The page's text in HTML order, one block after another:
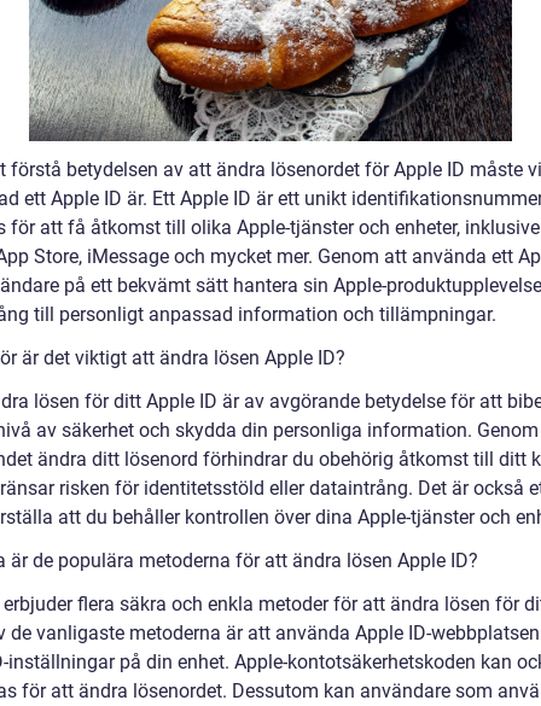
förstå betydelsen av att ändra lösenordet för Apple ID måste
ett Apple ID är. Ett Apple ID är ett unikt
för att få åtkomst till olika Apple-tjänster och enheter,
Store, iMessage och mycket mer. Genom att använda ett
på ett bekvämt sätt hantera sin Apple-
till personligt anpassad information och tillämpningar.
är det viktigt att ändra lösen Apple ID?
lösen för ditt Apple ID är av avgörande betydelse för att
av säkerhet och skydda din personliga information.
ändra ditt lösenord förhindrar du obehörig åtkomst till ditt
risken för identitetsstöld eller dataintrång. Det är också
att du behåller kontrollen över dina Apple-tjänster och
är de populära metoderna för att ändra lösen Apple ID?
flera säkra och enkla metoder för att ändra lösen för
de vanligaste metoderna är att använda Apple ID-
inställningar på din enhet. Apple-kontotsäkerhetskoden kan
för att ändra lösenordet. Dessutom kan användare som